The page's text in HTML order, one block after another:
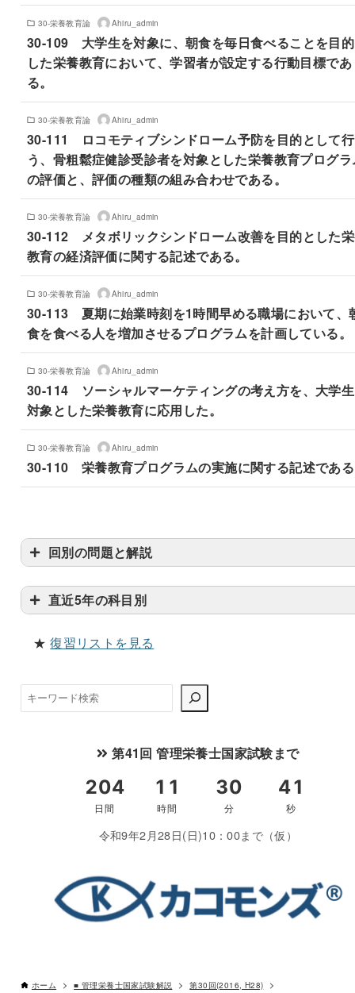
30-栄養教育論 Ahiru_admin
30-109 大学生を対象に、朝食を毎日食べることを目
した栄養教育において、学習者が設定する行動目標であ
る。
30-栄養教育論 Ahiru_admin
30-111 ロコモティブシンドローム予防を目的として行
う、骨粗鬆症健診受診者を対象とした栄養教育プログ
の評価と、評価の種類の組み合わせである。
30-栄養教育論 Ahiru_admin
30-112 メタボリックシンドローム改善を目的とした
教育の経済評価に関する記述である。
30-栄養教育論 Ahiru_admin
30-113 夏期に始業時刻を1時間早める職場において、
食を食べる人を増加させるプログラムを計画している。
30-栄養教育論 Ahiru_admin
30-114 ソーシャルマーケティングの考え方を、大学
対象とした栄養教育に応用した。
30-栄養教育論 Ahiru_admin
30-110 栄養教育プログラムの実施に関する記述であ
回別の問題と解説
直近5年の科目別
★復習リストを見る
検
索
第41回 管理栄養士国家試験まで
令和9年2月28日(日)10：00まで（仮）
ホーム ■ 管理栄養士国家試験解説
第30回(2016, H28)